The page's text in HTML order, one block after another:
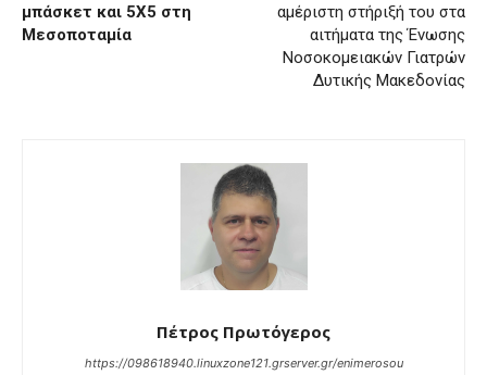
μπάσκετ και 5Χ5 στη
Μεσοποταμία
αμέριστη στήριξή του στα
αιτήματα της Ένωσης
Νοσοκομειακών Γιατρών
Δυτικής Μακεδονίας
Πέτρος Πρωτόγερος
https://098618940.linuxzone121.grserver.gr/enimerosou